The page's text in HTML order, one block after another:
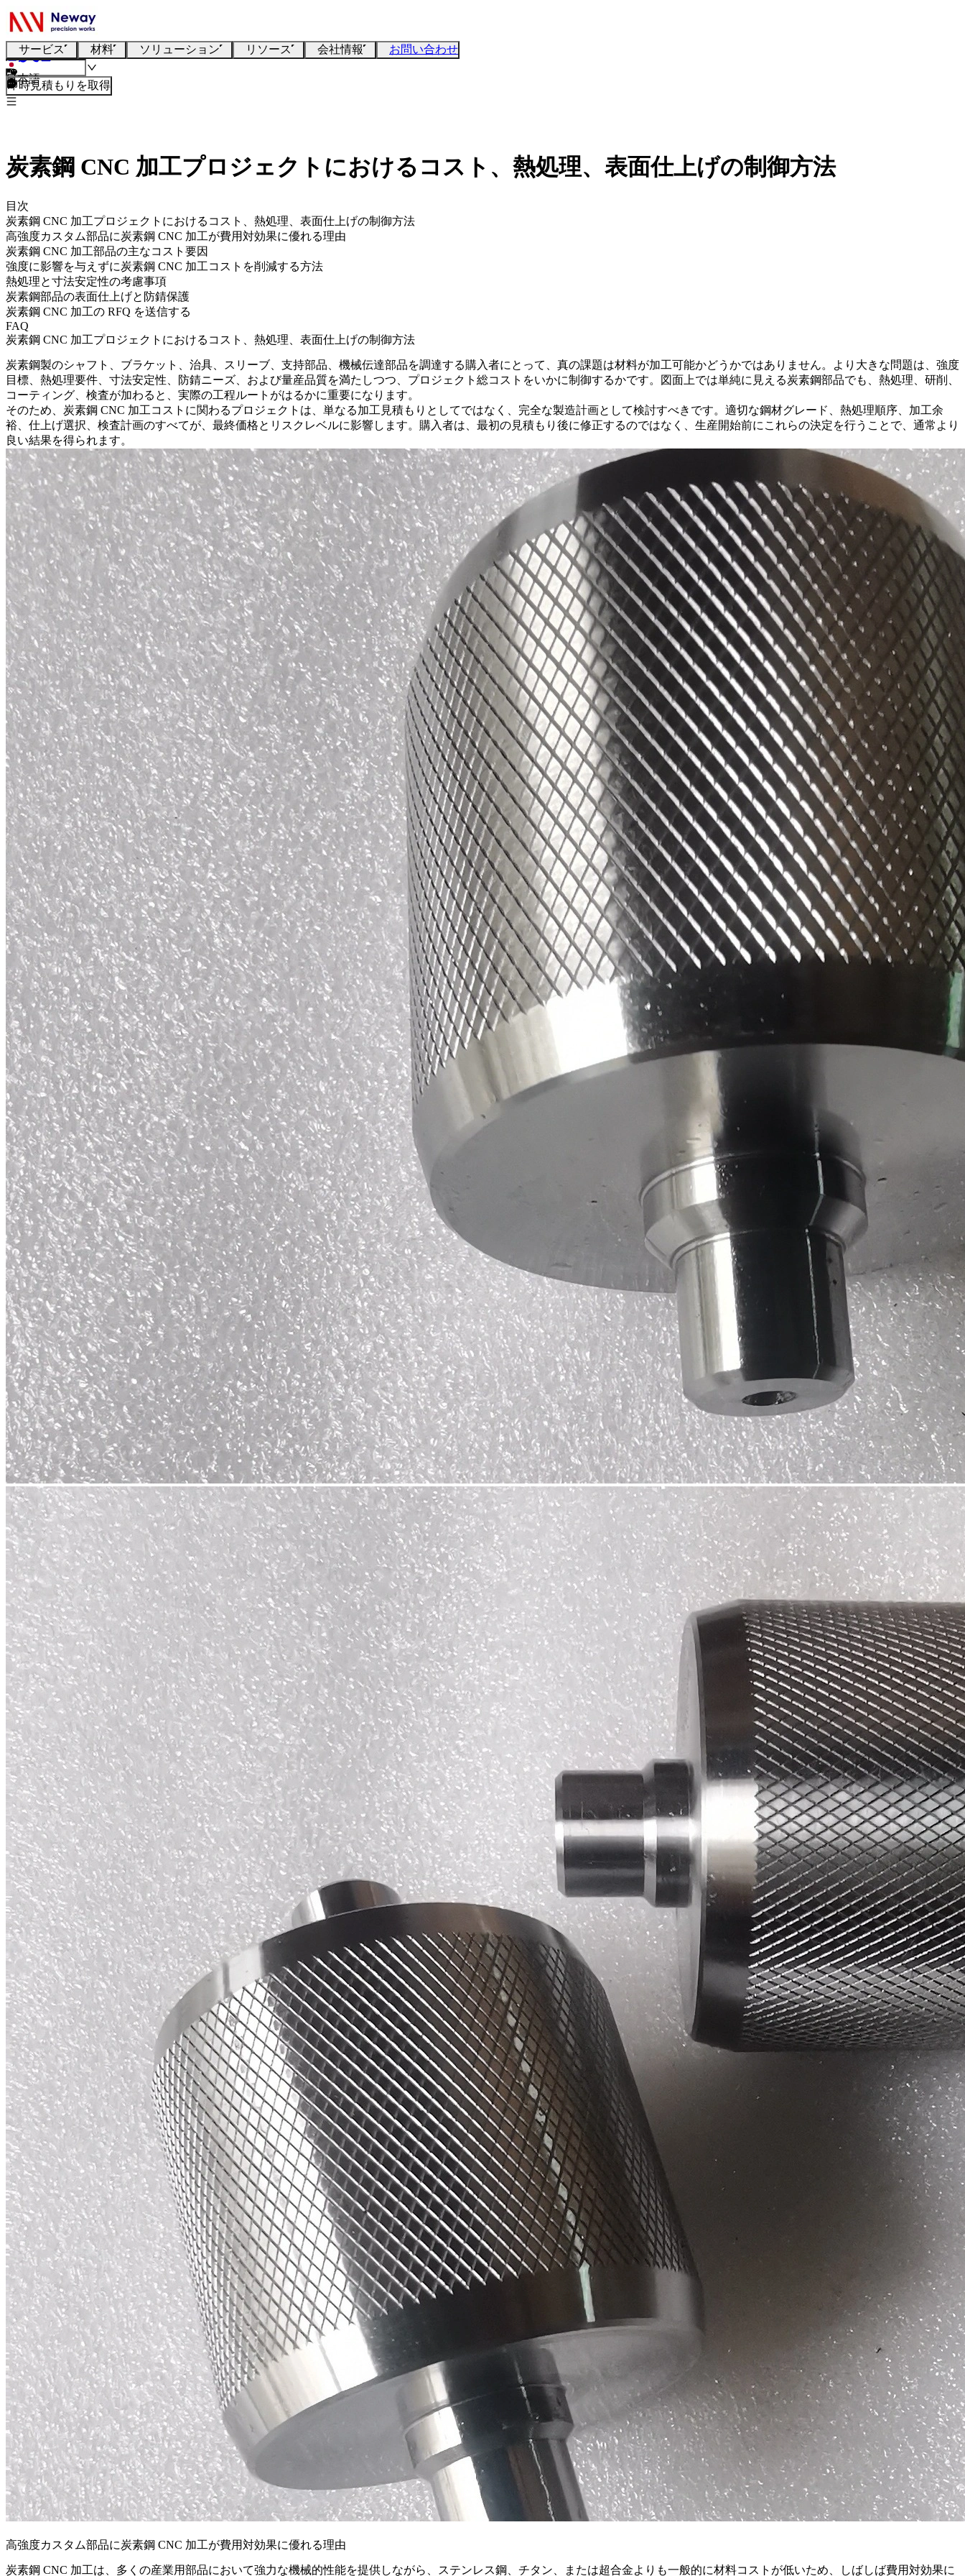
サービス 材料 ソリューション リソース 会社情報 お問い合わせ
日本語
即時見積もりを取得
炭素鋼 CNC 加工プロジェクトにおけるコスト、熱処理、表面仕上げの制御方法
目次
炭素鋼 CNC 加工プロジェクトにおけるコスト、熱処理、表面仕上げの制御方法
高強度カスタム部品に炭素鋼 CNC 加工が費用対効果に優れる理由
炭素鋼 CNC 加工部品の主なコスト要因
強度に影響を与えずに炭素鋼 CNC 加工コストを削減する方法
熱処理と寸法安定性の考慮事項
炭素鋼部品の表面仕上げと防錆保護
炭素鋼 CNC 加工の RFQ を送信する
FAQ
炭素鋼 CNC 加工プロジェクトにおけるコスト、熱処理、表面仕上げの制御方法
炭素鋼製のシャフト、ブラケット、治具、スリーブ、支持部品、機械伝達部品を調達する購入者にとって、真の課題は材料が加工可能かどうかではありません。より大きな問題は、強度
目標、熱処理要件、寸法安定性、防錆ニーズ、および量産品質を満たしつつ、プロジェクト総コストをいかに制御するかです。図面上では単純に見える炭素鋼部品でも、熱処理、研削、
コーティング、検査が加わると、実際の工程ルートがはるかに重要になります。
そのため、 炭素鋼 CNC 加工コスト に関わるプロジェクトは、単なる加工見積もりとしてではなく、完全な製造計画として検討すべきです。適切な鋼材グレード、熱処理順序、加工余
裕、仕上げ選択、検査計画のすべてが、最終価格とリスクレベルに影響します。購入者は、最初の見積もり後に修正するのではなく、生産開始前にこれらの決定を行うことで、通常より
良い結果を得られます。
高強度カスタム部品に炭素鋼 CNC 加工が費用対効果に優れる理由
炭素鋼 CNC 加工は、多くの産業用部品において強力な機械的性能を提供しながら、ステンレス鋼、チタン、または超合金よりも一般的に材料コストが低いため、しばしば費用対効果に